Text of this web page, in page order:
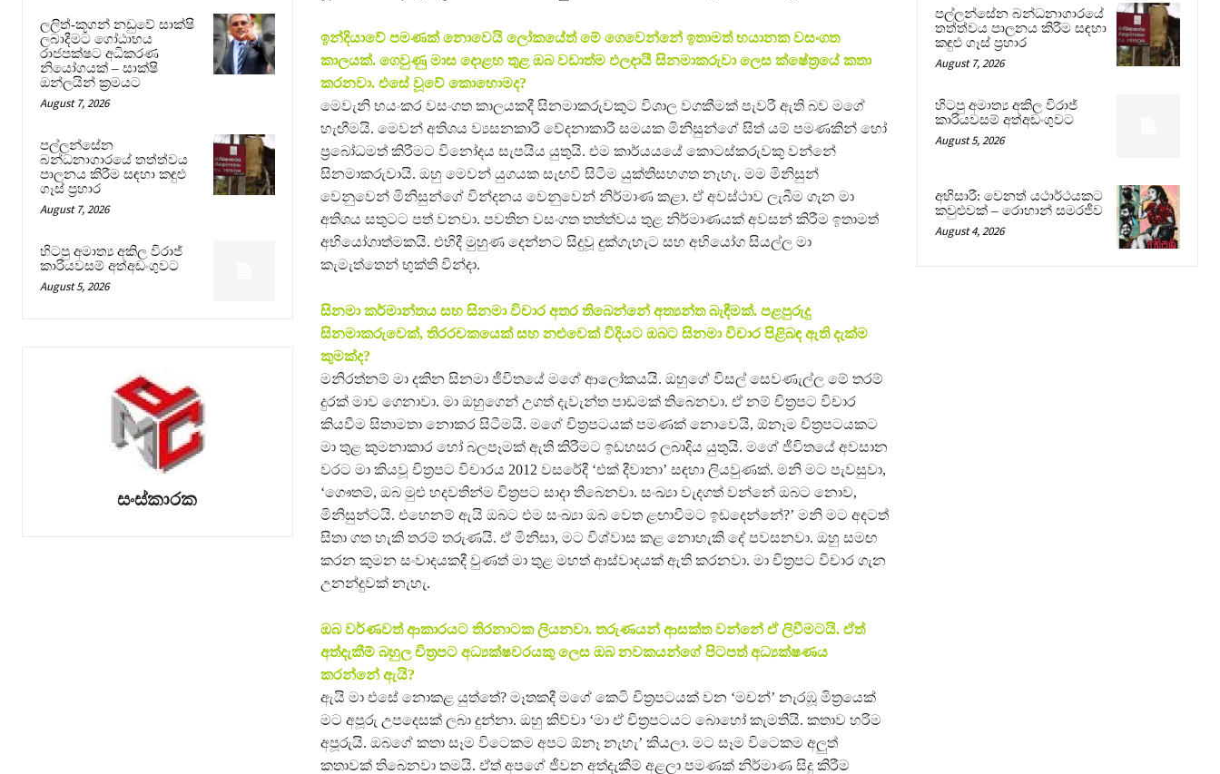
ලලිත්-කූගන් නඩුවේ සාක්ෂි
ලබාදීමට ගෝඨාභය
රාජපක්ෂට අධිකරණ
නියෝගයක් – සාක්ෂි
ඔන්ලයින් ක්‍රමයට
August 7, 2026
පල්ලන්සේන
බන්ධනාගාරයේ තත්ත්වය
පාලනය කිරීම සඳහා කඳුළු
ගෑස් ප්‍රහාර
August 7, 2026
හිටපු අමාත්‍ය අකිල විරාජ්
කාරියවසම් අත්අඩංගුවට
August 5, 2026
සංස්කාරක
ඉන්දියාවේ පමණක් නොවෙයි ලෝකයේත් මේ ගෙවෙන්නේ ඉතාමත් භයානක වසංගත
කාලයක්. ගෙවුණු මාස දොළහ තුළ ඔබ වඩාත්ම ඵලදායී සිනමාකරුවා ලෙස ක්ෂේත්‍රයේ කතා
කරනවා. එසේ වූවේ කොහොමද?
මෙවැනි භයංකර වසංගත කාලයකදී සිනමාකරුවකුට විශාල වගකීමක් පැවරී ඇති බව මගේ
හැඟීමයි. මෙවන් අතිශය ව්‍යසනකාරී වේදනාකාරී සමයක මිනිසුන්ගේ සිත් යම් පමණකින් හෝ
ප්‍රබෝධමත් කිරීමට විනෝදය සැපයිය යුතුයි. එම කාර්යයයේ කොටස්කරුවකු වන්නේ
සිනමාකරුවායි. ඔහු මෙවන් යුගයක සැඟවී සිටීම යුක්තිසහගත නැහැ. මම මිනිසුන්
වෙනුවෙන් මිනිසුන්ගේ වින්දනය වෙනුවෙන් නිර්මාණ කළා. ඒ අවස්ථාව ලැබීම ගැන මා
අතිශය සතුටට පත් වනවා. පවතින වසංගත තත්ත්වය තුළ නිර්මාණයක් අවසන් කිරීම ඉතාමත්
අභියෝගාත්මකයි. එහිදී මුහුණ දෙන්නට සිදුවූ දුක්ගැහැට සහ අභියෝග සියල්ල මා
කැමැත්තෙන් භුක්ති වින්දා.
සිනමා කර්මාන්තය සහ සිනමා විචාර අතර තිබෙන්නේ අත්‍යන්ත බැඳීමක්. පළපුරුදු
සිනමාකරුවෙක්, තිරරචකයෙක් සහ නළුවෙක් විදියට ඔබට සිනමා විචාර පිළිබඳ ඇති දැක්ම
කුමක්ද?
මනිරත්නම් මා දකින සිනමා ජීවිතයේ මගේ ආලෝකයයි. ඔහුගේ විසල් සෙවණැල්ල මේ තරම්
දුරක් මාව ගෙනාවා. මා ඔහුගෙන් උගත් දැවැන්ත පාඩමක් තිබෙනවා. ඒ නම් චිත්‍රපට විචාර
කියවීම සිතාමතා නොකර සිටීමයි. මගේ චිත්‍රපටයක් පමණක් නොවෙයි, ඕනෑම චිත්‍රපටයකට
මා තුළ කුමනාකාර හෝ බලපෑමක් ඇති කිරීමට ඉඩහසර ලබාදිය යුතුයි. මගේ ජීවිතයේ අවසාන
වරට මා කියවූ චිත්‍රපට විචාරය 2012 වසරේදී ‘එක් දීවානා’ සඳහා ලියවුණක්. මනි මට පැවසුවා,
‘ගෞතම්, ඔබ මුළු හදවතින්ම චිත්‍රපට සාදා තිබෙනවා. සංඛ්‍යා වැදගත් වන්නේ ඔබට නොව,
මිනිසුන්ටයි. එහෙනම් ඇයි ඔබට එම සංඛ්‍යා ඔබ වෙත ළඟාවීමට ඉඩදෙන්නේ?’ මනි මට අදටත්
සිතා ගත හැකි තරම් තරුණයි. ඒ මිනිසා, මට විශ්වාස කළ නොහැකි දේ පවසනවා. ඔහු සමඟ
කරන කුමන සංවාදයකදී වුණත් මා තුළ මහත් ආස්වාදයක් ඇති කරනවා. මා චිත්‍රපට විචාර ගැන
උනන්දුවක් නැහැ.
ඔබ වර්ණවත් ආකාරයට තිරනාටක ලියනවා. තරුණයන් ආසක්ත වන්නේ ඒ ලිවීමටයි. ඒත්
අත්දැකීම් බහුල චිත්‍රපට අධ්‍යක්ෂවරයකු ලෙස ඔබ නවකයන්ගේ පිටපත් අධ්‍යක්ෂණය
කරන්නේ ඇයි?
ඇයි මා එසේ නොකළ යුත්තේ? මෑතකදී මගේ කෙටි චිත්‍රපටයක් වන ‘මචන්’ නැරඹූ මිත්‍රයෙක්
මට අපූරු උපදෙසක් ලබා දුන්නා. ඔහු කිව්වා ‘මා ඒ චිත්‍රපටයට බොහෝ කැමතියි. කතාව හරිම
අපූරුයි. ඔබගේ කතා සෑම විටෙකම අපට ඕනෑ නැහැ’ කියලා. මට සෑම විටෙකම අලුත්
කතාවක් තිබෙනවා තමයි. ඒත් අපගේ ජීවන අත්දැකීම් අළලා පමණක් නිර්මාණ සිදු කිරීම
පල්ලන්සේන බන්ධනාගාරයේ
තත්ත්වය පාලනය කිරීම සඳහා
කඳුළු ගෑස් ප්‍රහාර
August 7, 2026
හිටපු අමාත්‍ය අකිල විරාජ්
කාරියවසම් අත්අඩංගුවට
August 5, 2026
අභිසාරී: වෙනත් යථාර්ථයකට
කවුළුවක් – රොහාන් සමරජීව
August 4, 2026